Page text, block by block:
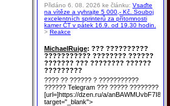
Přidáno 6. 08. 2026 ke článku: Vsaďte
na vítěze a vyhrajte 5 000,- Kč. Souboj
excelentních sprinterů za přítomnosti
kamer ČT v pátek 16.9. od 19.30 hodin.
> Reakce
MichaelRuige: ??? ??????????
??????????? ???????? ??????
??????? ??? ???????? ??????
?????????
???? ?? ?????? ? ???????????
?????? Telegram ??? ????? ????????
[url=]https://dzen.ru/a/
target="_blank">